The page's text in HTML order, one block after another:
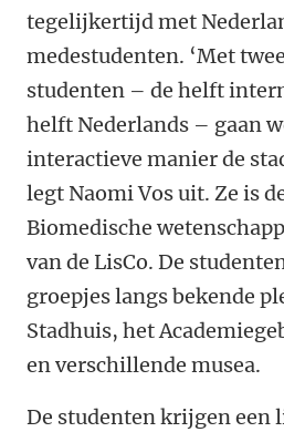
tegelijkertijd met
medestudenten. ‘Met
studenten – de helft
helft Nederlands – gaan
interactieve manier de
legt Naomi Vos uit. Ze is
Biomedische
van de LisCo. De
groepjes langs bekende
Stadhuis, het
en verschillende musea.
De studenten krijgen een